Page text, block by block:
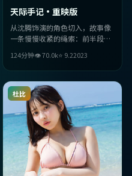
天际手记·重映版
从沈腾饰演的角色切入，故事像
一条慢慢收紧的绳索：前半段铺
然。喜欢强情绪落点的观众不会
失望。
124分钟👁70.0k⭐ 9.22023
杜比